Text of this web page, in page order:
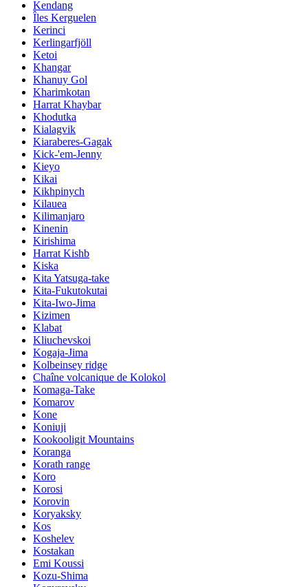
Kendang
Îles Kerguelen
Kerinci
Kerlingarfjöll
Ketoi
Khangar
Khanuy Gol
Kharimkotan
Harrat Khaybar
Khodutka
Kialagvik
Kiaraberes-Gagak
Kick-'em-Jenny
Kieyo
Kikai
Kikhpinych
Kilauea
Kilimanjaro
Kinenin
Kirishima
Harrat Kishb
Kiska
Kita Yatsuga-take
Kita-Fukutokutai
Kita-Iwo-Jima
Kizimen
Klabat
Kliuchevskoi
Kogaja-Jima
Kolbeinsey ridge
Chaîne volcanique de Kolokol
Komaga-Take
Komarov
Kone
Koniuji
Kookooligit Mountains
Koranga
Korath range
Koro
Korosi
Korovin
Koryaksky
Kos
Koshelev
Kostakan
Emi Koussi
Kozu-Shima